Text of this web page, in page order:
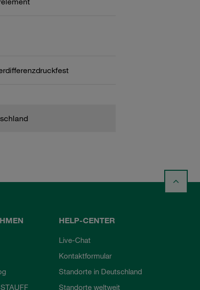
HELP-CENTER
Live-Chat
Kontaktformular
Standorte in Deutschland
Standorte weltweit